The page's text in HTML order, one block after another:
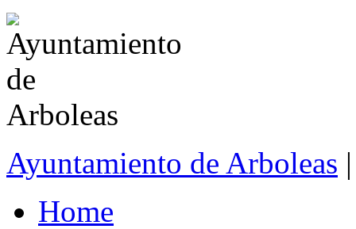
Ayuntamiento de Arboleas
Home